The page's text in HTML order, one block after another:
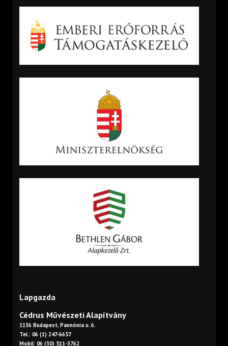
Lapgazda
Cédrus Művészeti Alapítvány
1136 Budapest, Pannónia u. 6.
Tel.: 06 (1) 247-6657
Mobil: 06 (30) 511-3762